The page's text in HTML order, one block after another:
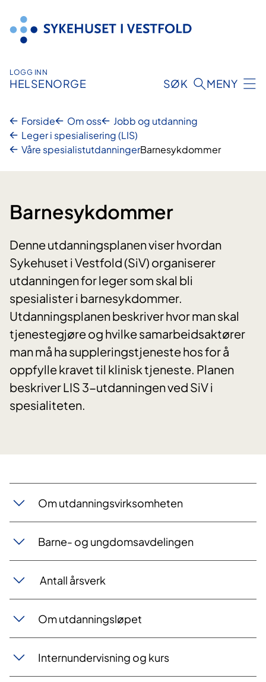
innhold
LOGG INN
HELSENORGE SØK MENY
Forside Om oss
Jobb og utdanning
Leger i spesialisering (LIS)
Våre spesialistutdanningerBarnesykdommer
Barnesykdommer
Denne utdanningsplanen viser hvordan
Sykehuset i Vestfold (SiV) organiserer
utdanningen for leger som skal bli
spesialister i barnesykdommer.
Utdanningsplanen beskriver hvor man skal
tjenestegjøre og hvilke samarbeidsaktører
man må ha suppleringstjeneste hos for å
oppfylle kravet til klinisk tjeneste. Planen
beskriver LIS 3-utdanningen ved SiV i
spesialiteten.
Om utdanningsvirksomheten​
Barne- og ungdomsavdelingen
An​​tall års​verk
Om utda​nningsløpet
Internunde​​rvisning og kurs